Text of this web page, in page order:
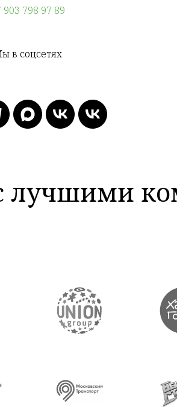
903 798 97 89
в соцсетях
лучшими